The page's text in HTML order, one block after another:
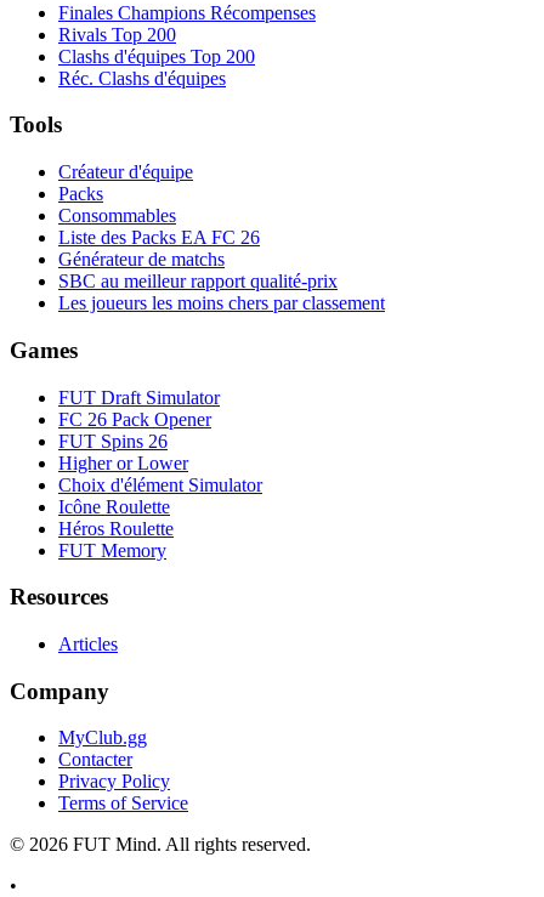
Finales Champions Récompenses
Rivals Top 200
Clashs d'équipes Top 200
Réc. Clashs d'équipes
Tools
Créateur d'équipe
Packs
Consommables
Liste des Packs EA FC 26
Générateur de matchs
SBC au meilleur rapport qualité-prix
Les joueurs les moins chers par classement
Games
FUT Draft Simulator
FC 26 Pack Opener
FUT Spins 26
Higher or Lower
Choix d'élément Simulator
Icône Roulette
Héros Roulette
FUT Memory
Resources
Articles
Company
MyClub.gg
Contacter
Privacy Policy
Terms of Service
© 2026 FUT Mind. All rights reserved.
•